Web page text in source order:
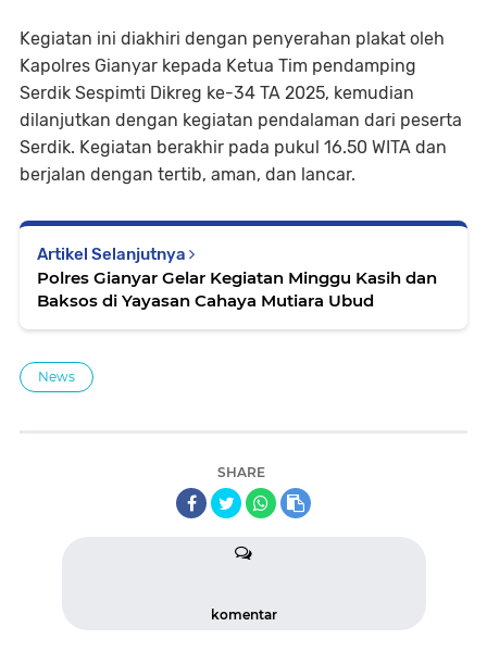
Kegiatan ini diakhiri dengan penyerahan plakat oleh
Kapolres Gianyar kepada Ketua Tim pendamping
Serdik Sespimti Dikreg ke-34 TA 2025, kemudian
dilanjutkan dengan kegiatan pendalaman dari peserta
Serdik. Kegiatan berakhir pada pukul 16.50 WITA dan
berjalan dengan tertib, aman, dan lancar.
Artikel Selanjutnya
Polres Gianyar Gelar Kegiatan Minggu Kasih dan
Baksos di Yayasan Cahaya Mutiara Ubud
News
SHARE
komentar